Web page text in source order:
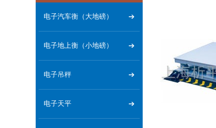
电子汽车衡（大地磅）
电子地上衡（小地磅）
电子吊秤
电子天平